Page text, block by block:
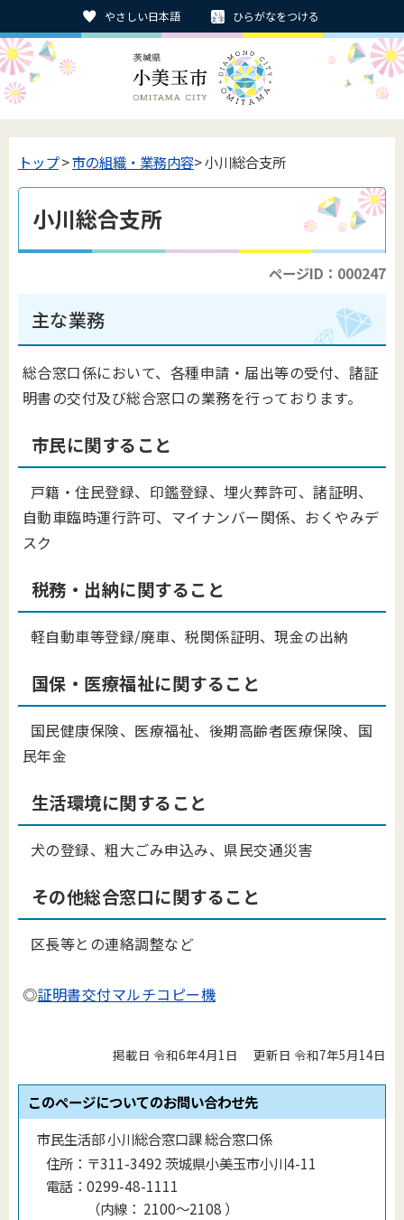
やさしい日本語 ひらがなをつける
トップ>市の組織・業務内容> 小川総合支所
小川総合支所
ページID：000247
主な業務
総合窓口係において、各種申請・届出等の受付、諸証
明書の交付及び総合窓口の業務を行っております。
市民に関すること
戸籍・住民登録、印鑑登録、埋火葬許可、諸証明、
自動車臨時運行許可、マイナンバー関係、おくやみデ
スク
税務・出納に関すること
軽自動車等登録/廃車、税関係証明、現金の出納
国保・医療福祉に関すること
国民健康保険、医療福祉、後期高齢者医療保険、国
民年金
生活環境に関すること
犬の登録、粗大ごみ申込み、県民交通災害
その他総合窓口に関すること
区長等との連絡調整など
◎証明書交付マルチコピー機
掲載日 令和6年4月1日 更新日 令和7年5月14日
このページについてのお問い合わせ先
市民生活部 小川総合窓口課 総合窓口係
住所： 〒311-3492 茨城県小美玉市小川4-11
電話： 0299-48-1111
（内線 ： 2100〜2108 ）